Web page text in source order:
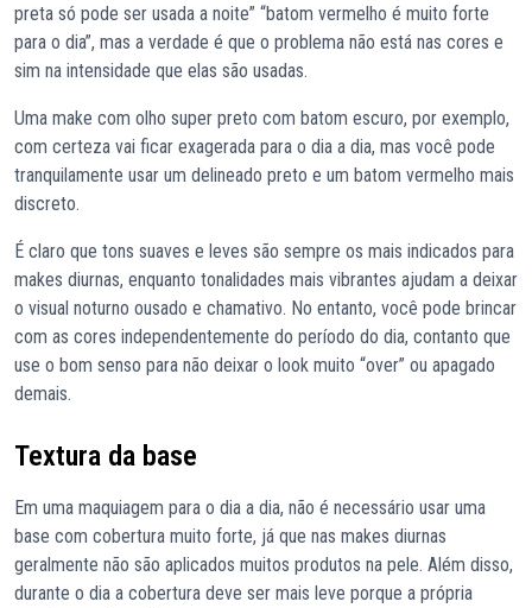
preta só pode ser usada a noite” “batom vermelho é muito forte
para o dia”, mas a verdade é que o problema não está nas cores e
sim na intensidade que elas são usadas.
Uma make com olho super preto com batom escuro, por exemplo,
com certeza vai ficar exagerada para o dia a dia, mas você pode
tranquilamente usar um delineado preto e um batom vermelho mais
discreto.
É claro que tons suaves e leves são sempre os mais indicados para
makes diurnas, enquanto tonalidades mais vibrantes ajudam a deixar
o visual noturno ousado e chamativo. No entanto, você pode brincar
com as cores independentemente do período do dia, contanto que
use o bom senso para não deixar o look muito “over” ou apagado
demais.
Textura da base
Em uma maquiagem para o dia a dia, não é necessário usar uma
base com cobertura muito forte, já que nas makes diurnas
geralmente não são aplicados muitos produtos na pele. Além disso,
durante o dia a cobertura deve ser mais leve porque a própria